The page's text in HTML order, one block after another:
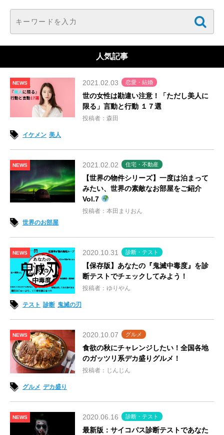
人気記事
NEWS 2021.02.03 恋愛・結婚
世の女性は勘違い注意！「ただし美人に
限る」言動と行動 １７選
投稿者：森田
イケメン 美人
NEWS 2021.02.02 住宅・不動産
【世界の物件シリーズ】一度は泊まって
みたい、世界の素敵なお部屋をご紹介
Vol.7
投稿者：本田まりおん
世界のお部屋
NEWS 2020.10.31 診断・テスト
【保存版】あなたの『鬼滅中毒度』を診
断テストでチェックしてみよう！
投稿者：ゆりやん
テスト 診断 鬼滅の刃
NEWS 2020.10.07 グルメ
食欲の秋にチャレンジしたい！全国各地
のガッツリ系デカ盛りグルメ！
投稿者：じんじん
グルメ デカ盛り
NEWS 2020.06.16 診断・テスト
最新版：サイコパス診断テストであなた